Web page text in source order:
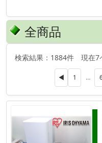
全商品
検索結果：1884件 現在7
◀ 1 …